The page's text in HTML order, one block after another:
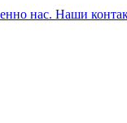
нас. Наши